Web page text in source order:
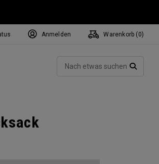
Exclusive Mavrik Complete Sets
Exklusiv - Golfbälle
Women's Golf Balls
Exklusiv - Zubehör
Regional Performance Centers
Anmelden Warenkorb ( 0)